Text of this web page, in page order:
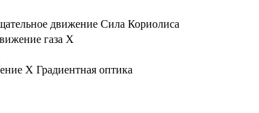
движение Сила Кориолиса
газа X
X Градиентная оптика